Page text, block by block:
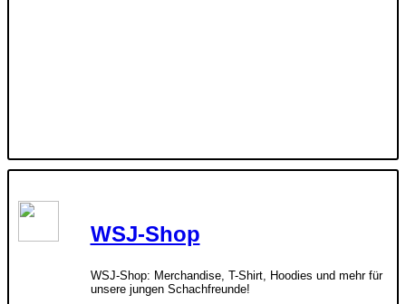
WSJ-Shop
WSJ-Shop: Merchandise, T-Shirt, Hoodies und mehr für
unsere jungen Schachfreunde!